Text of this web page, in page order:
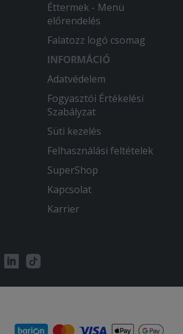
Éttermek - Menü
előrendelés
Falatozz logó csomag
INFORMÁCIÓ
Adatvédelem
Fogyasztói Értékelési
Szabályzat
Süti kezelés
Felhasználási feltételek
SuperShop
Kapcsolat
Karrier